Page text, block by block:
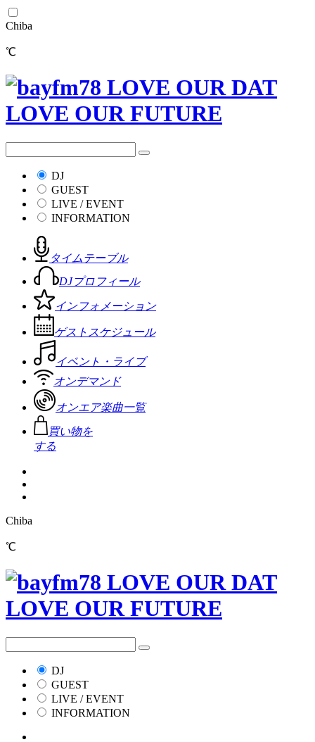
Chiba
℃
DJ
GUEST
LIVE / EVENT
INFORMATION
タイムテーブル
DJプロフィール
インフォメーション
ゲストスケジュール
イベント・ライブ
オンデマンド
オンエア楽曲一覧
買い物を
する
Chiba
℃
DJ
GUEST
LIVE / EVENT
INFORMATION